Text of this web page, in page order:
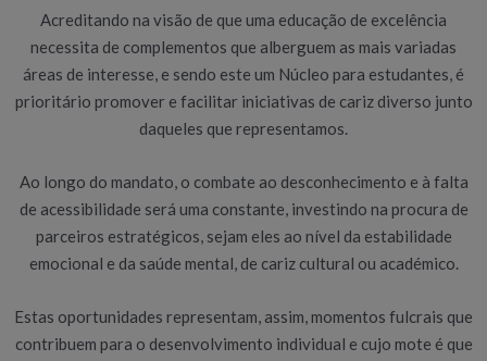
Acreditando na visão de que uma educação de excelência
necessita de complementos que alberguem as mais variadas
áreas de interesse, e sendo este um Núcleo para estudantes, é
prioritário promover e facilitar iniciativas de cariz diverso junto
daqueles que representamos.
Ao longo do mandato, o combate ao desconhecimento e à falta
de acessibilidade será uma constante, investindo na procura de
parceiros estratégicos, sejam eles ao nível da estabilidade
emocional e da saúde mental, de cariz cultural ou académico.
Estas oportunidades representam, assim, momentos fulcrais que
contribuem para o desenvolvimento individual e cujo mote é que